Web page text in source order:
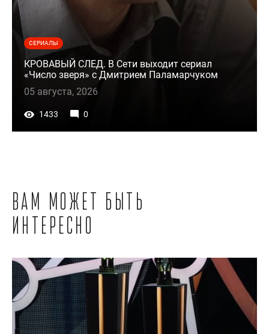
СЕРИАЛЫ
КРОВАВЫЙ СЛЕД. В Сети выходит сериал
«Число зверя» с Дмитрием Паламарчуком
05 августа, 2026
1433 0
Вам может быть
интересно